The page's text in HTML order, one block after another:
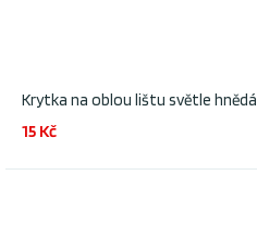
Krytka na oblou lištu světle hnědá
15 Kč